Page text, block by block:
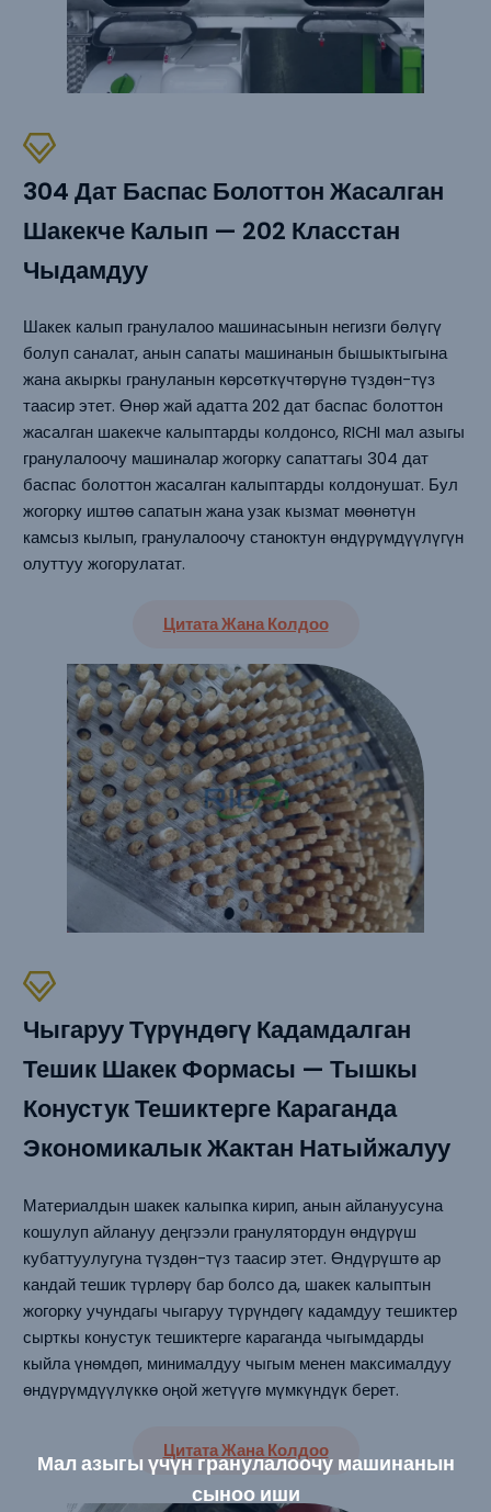
Мал азыгы үчүн гранулалоочу машинанын
сыноо иши
304 Дат Баспас Болоттон Жасалган
Шакекче Калып — 202 Класстан
Чыдамдуу
Шакек калып гранулалоо машинасынын негизги бөлүгү
болуп саналат, анын сапаты машинанын бышыктыгына
жана акыркы грануланын көрсөткүчтөрүнө түздөн-түз
таасир этет. Өнөр жай адатта 202 дат баспас болоттон
жасалган шакекче калыптарды колдонсо, RICHI мал азыгы
гранулалоочу машиналар жогорку сапаттагы 304 дат
баспас болоттон жасалган калыптарды колдонушат. Бул
жогорку иштөө сапатын жана узак кызмат мөөнөтүн
камсыз кылып, гранулалоочу станоктун өндүрүмдүүлүгүн
олуттуу жогорулатат.
Цитата Жана Колдоо
Чыгаруу Түрүндөгү Кадамдалган
Тешик Шакек Формасы — Тышкы
Конустук Тешиктерге Караганда
Экономикалык Жактан Натыйжалуу
Материалдын шакек калыпка кирип, анын айлануусуна
кошулуп айлануу деңгээли гранулятордун өндүрүш
кубаттуулугуна түздөн-түз таасир этет. Өндүрүштө ар
кандай тешик түрлөрү бар болсо да, шакек калыптын
жогорку учундагы чыгаруу түрүндөгү кадамдуу тешиктер
сырткы конустук тешиктерге караганда чыгымдарды
кыйла үнөмдөп, минималдуу чыгым менен максималдуу
өндүрүмдүүлүккө оңой жетүүгө мүмкүндүк берет.
Цитата Жана Колдоо